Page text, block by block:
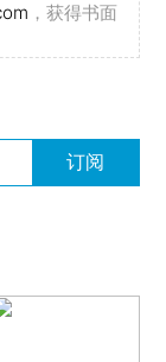
，获得书面
订阅